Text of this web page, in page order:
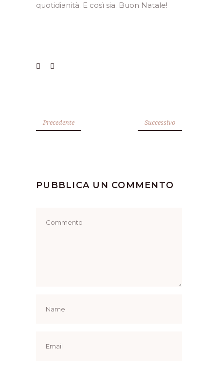
quotidianità. E così sia. Buon Natale!
Precedente Successivo
PUBBLICA UN COMMENTO